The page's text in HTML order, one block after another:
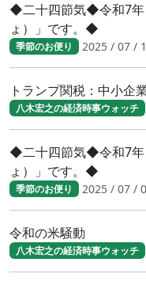
◆二十四節気◆令和7年
ょ）」です。◆
季節のお便り 2025 / 07 /
トランプ関税：中小企
八木宏之の経済時事ウォッチ
◆二十四節気◆令和7年
ょ）」です。◆
季節のお便り 2025 / 07 /
令和の米騒動
八木宏之の経済時事ウォッチ